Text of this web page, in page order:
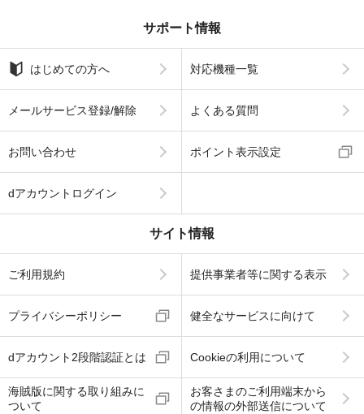
サポート情報
はじめての方へ 対応機種一覧
メールサービス登録/解除 よくある質問
お問い合わせ ポイント表示設定
dアカウントログイン
サイト情報
ご利用規約 提供事業者等に関する表示
プライバシーポリシー 健全なサービスに向けて
dアカウント2段階認証とは Cookieの利用について
海賊版に関する取り組みに
ついて
お客さまのご利用端末から
の情報の外部送信について